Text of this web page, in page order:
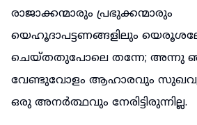
രാജാക്കന്മാരും പ്രഭുക്കന്മാരും
യെഹൂദാപട്ടണങ്ങളിലും
ചെയ്തതുപോലെ തന്നേ; അന്നു
വേണ്ടുവോളം ആഹാരവും സുഖവും
ഒരു അനർത്ഥവും നേരിട്ടിരുന്നില്ല.